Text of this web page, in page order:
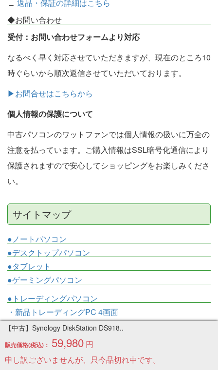
【中古】Synology DiskStation DS918..
販売価格(税込)： 59,980 円
申し訳ございませんが、只今品切れ中です。
∟ 返品・保証の詳細はこちら
◆お問い合わせ
受付：お問い合わせフォームより対応
なるべく早く対応させていただきますが、現在のところ10
時ぐらいから順次返信させていただいております。
▶お問合せはこちらから
個人情報の保護について
中古パソコンのワットファンでは個人情報の扱いに万全の
注意を払っています。ご購入情報はSSL暗号化通信により
保護されますので安心してショッピングをお楽しみくださ
い。
サイトマップ
●ノートパソコン
●デスクトップパソコン
●タブレット
●ゲーミングパソコン
●トレーディングパソコン
・新品トレーディングPC 4画面
・新品トレーディングPC 6画面
・新品トレーディングPC 8画面
・中古トレーディングPC 3画面
・中古トレーディングPC 4画面